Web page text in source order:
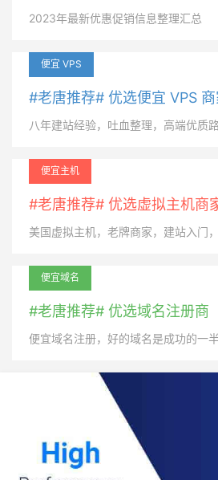
2023年最新优惠促销信息整理汇总
便宜 VPS
#老唐推荐# 优选便宜 VPS 商
八年建站经验，吐血整理，高端优质
便宜主机
#老唐推荐# 优选虚拟主机商
美国虚拟主机，老牌商家，建站入门
便宜域名
#老唐推荐# 优选域名注册商
便宜域名注册，好的域名是成功的一